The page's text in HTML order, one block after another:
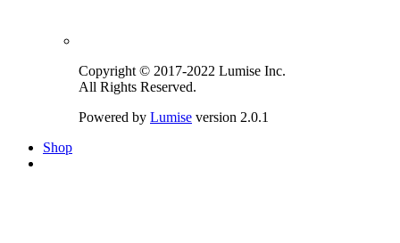
Copyright © 2017-2022 Lumise Inc.
All Rights Reserved.
Powered by Lumise version 2.0.1
Shop